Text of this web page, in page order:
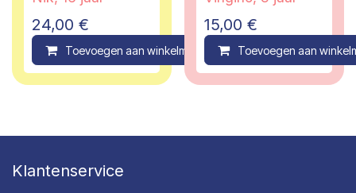
24,00 €
Toevoegen aan winkelmandje Compare
15,00 €
Toevoegen aan
Klantenservice